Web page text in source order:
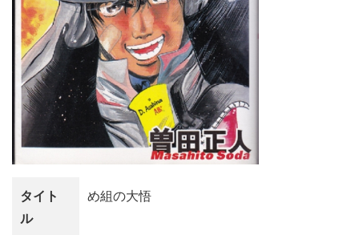
タイト
ル
め組の大悟